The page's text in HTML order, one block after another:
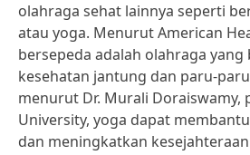
olahraga sehat lainnya seperti
atau yoga. Menurut American
bersepeda adalah olahraga
kesehatan jantung dan paru-
menurut Dr. Murali Doraiswamy,
University, yoga dapat
dan meningkatkan